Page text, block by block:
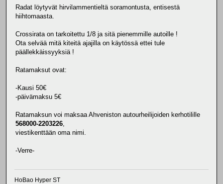
Radat löytyvät hirvilammentieltä soramontusta, entisestä
hiihtomaasta.
Crossirata on tarkoitettu 1/8 ja sitä pienemmille autoille !
Ota selvää mitä kiteitä ajajilla on käytössä ettei tule
päällekkäissyyksiä !
Ratamaksut ovat:
-Kausi 50€
-päivämaksu 5€
Ratamaksun voi maksaa Ahveniston autourheilijoiden kerhotilille
568000-2203226
viestikenttään oma nimi.
-Verre-
HoBao Hyper ST